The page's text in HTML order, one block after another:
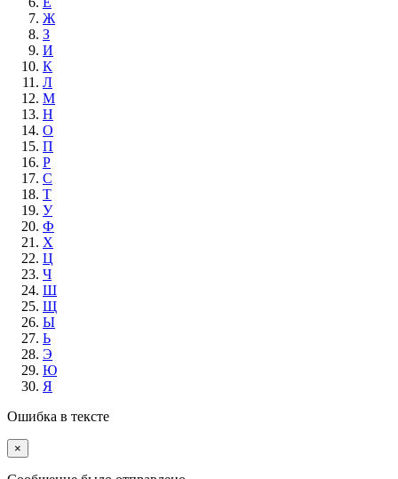
Ж
З
И
К
Л
М
Н
О
П
Р
С
Т
У
Ф
Х
Ц
Ч
Ш
Щ
Ы
Ь
Э
Ю
Я
Ошибка в тексте
×